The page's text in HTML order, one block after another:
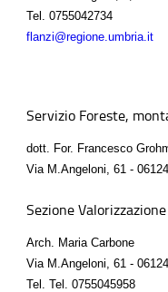
Tel. 0755042734
flanzi@regione.umbria.it
Servizio Foreste,
dott. For. Francesco
Via M.Angeloni, 61 -
Sezione
Arch. Maria Carbone
Via M.Angeloni, 61 -
Tel. Tel. 0755045958